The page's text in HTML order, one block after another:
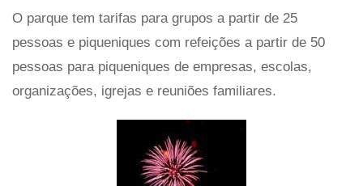
O parque tem tarifas para grupos a partir de 25
pessoas e piqueniques com refeições a partir de 50
pessoas para piqueniques de empresas, escolas,
organizações, igrejas e reuniões familiares.